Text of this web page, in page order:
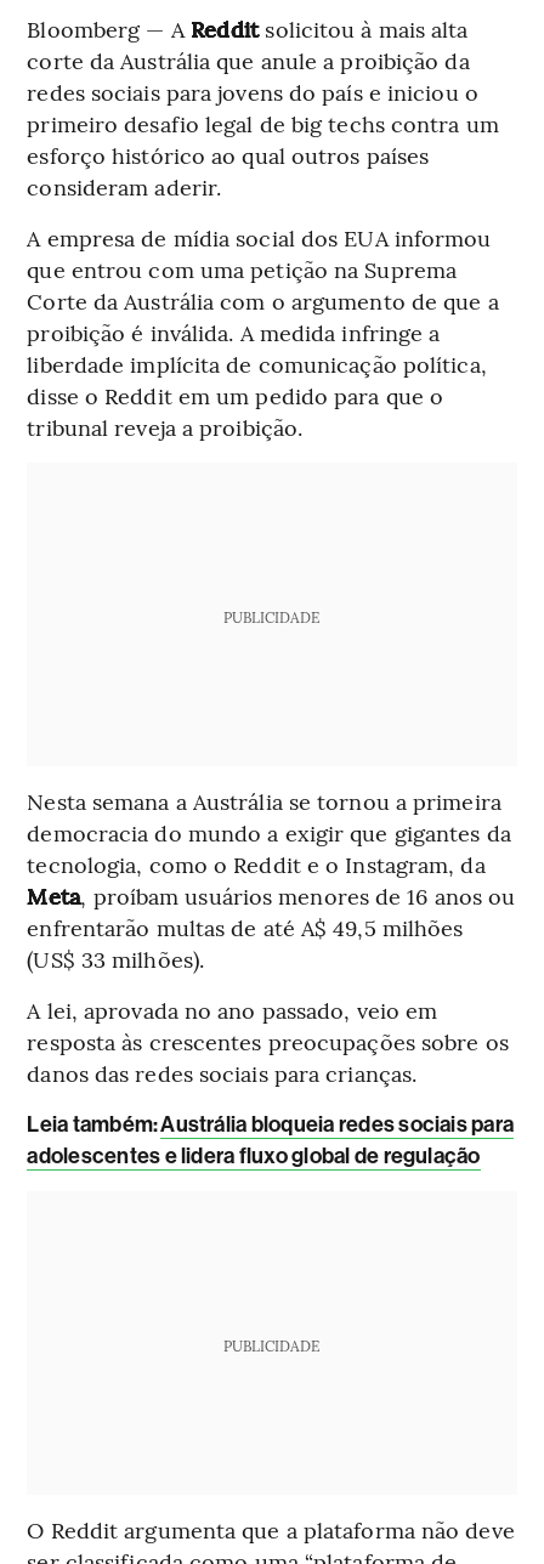
Bloomberg — A Reddit solicitou à mais alta
corte da Austrália que anule a proibição da
redes sociais para jovens do país e iniciou o
primeiro desafio legal de big techs contra um
esforço histórico ao qual outros países
consideram aderir.
A empresa de mídia social dos EUA informou
que entrou com uma petição na Suprema
Corte da Austrália com o argumento de que a
proibição é inválida. A medida infringe a
liberdade implícita de comunicação política,
disse o Reddit em um pedido para que o
tribunal reveja a proibição.
PUBLICIDADE
Nesta semana a Austrália se tornou a primeira
democracia do mundo a exigir que gigantes da
tecnologia, como o Reddit e o Instagram, da
Meta, proíbam usuários menores de 16 anos ou
enfrentarão multas de até A$ 49,5 milhões
(US$ 33 milhões).
A lei, aprovada no ano passado, veio em
resposta às crescentes preocupações sobre os
danos das redes sociais para crianças.
Leia também:Austrália bloqueia redes sociais para
adolescentes e lidera fluxo global de regulação
PUBLICIDADE
O Reddit argumenta que a plataforma não deve